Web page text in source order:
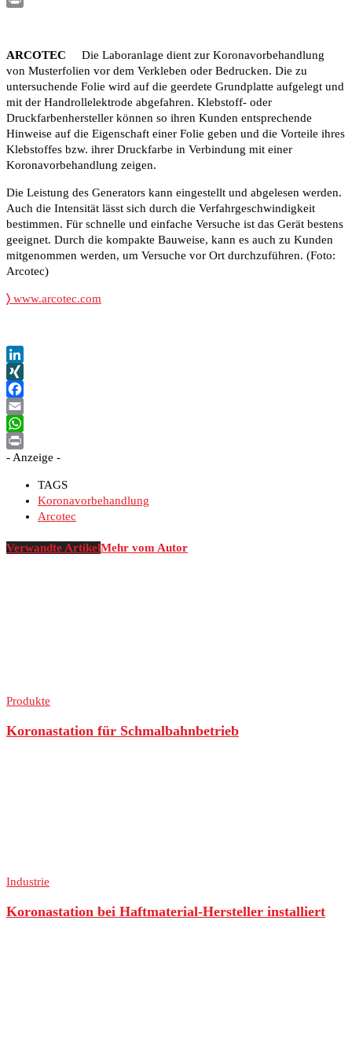
ARCOTEC
Die Laboranlage dient zur Koronavorbehandlung
von Musterfolien vor dem Verkleben oder Bedrucken. Die zu
untersuchende Folie wird auf die geerdete Grundplatte aufgelegt und
mit der Handrollelektrode abgefahren. Klebstoff- oder
Druckfarbenhersteller können so ihren Kunden entsprechende
Hinweise auf die Eigenschaft einer Folie geben und die Vorteile ihres
Klebstoffes bzw. ihrer Druckfarbe in Verbindung mit einer
Koronavorbehandlung zeigen.
Die Leistung des Generators kann eingestellt und abgelesen werden.
Auch die Intensität lässt sich durch die Verfahrgeschwindigkeit
bestimmen. Für schnelle und einfache Versuche ist das Gerät bestens
geeignet. Durch die kompakte Bauweise, kann es auch zu Kunden
mitgenommen werden, um Versuche vor Ort durchzuführen. (Foto:
Arcotec)
〉 www.arcotec.com
LinkedIn
XING
Facebook
Email
WhatsApp
Print
- Anzeige -
TAGS
Koronavorbehandlung
Arcotec
Verwandte ArtikelMehr vom Autor
Produkte
Koronastation für Schmalbahnbetrieb
Industrie
Koronastation bei Haftmaterial-Hersteller installiert